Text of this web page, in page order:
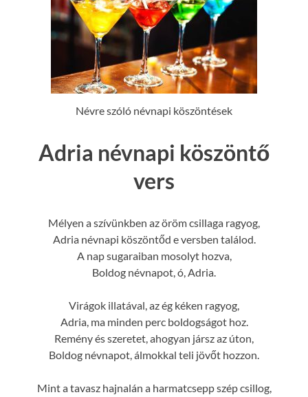
Névre szóló névnapi köszöntések
Adria névnapi köszöntő
vers
Mélyen a szívünkben az öröm csillaga ragyog,
Adria névnapi köszöntőd e versben találod.
A nap sugaraiban mosolyt hozva,
Boldog névnapot, ó, Adria.
Virágok illatával, az ég kéken ragyog,
Adria, ma minden perc boldogságot hoz.
Remény és szeretet, ahogyan jársz az úton,
Boldog névnapot, álmokkal teli jövőt hozzon.
Mint a tavasz hajnalán a harmatcsepp szép csillog,